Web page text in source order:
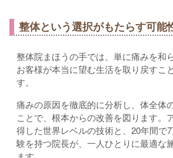
整体という選択がもたらす可能
整体院まほうの手では、単に痛みを和
お客様が本当に望む生活を取り戻すこ
す。
痛みの原因を徹底的に分析し、体全体
ことで、根本からの改善を図ります。
得した世界レベルの技術と、20年間で
験を持つ院長が、一人ひとりに最適な